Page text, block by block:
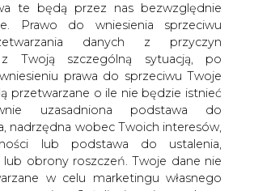
te będą przez nas bezwzględnie
Prawo do wniesienia sprzeciwu
danych z przyczyn
z Twoją szczególną sytuacją, po
prawa do sprzeciwu Twoje
przetwarzane o ile nie będzie istnieć
uzasadniona podstawa do
nadrzędna wobec Twoich interesów,
lub podstawa do ustalenia,
obrony roszczeń. Twoje dane nie
w celu marketingu własnego
Oficjalnym Partnerem
W ramach współpracy w
2020 marka będzie
na stadionach oraz podczas
już od najbliższej, 12.
się między innymi na grafikach
wszystkich meczów PKO Bank Polski
na nośnikach umieszczonych za